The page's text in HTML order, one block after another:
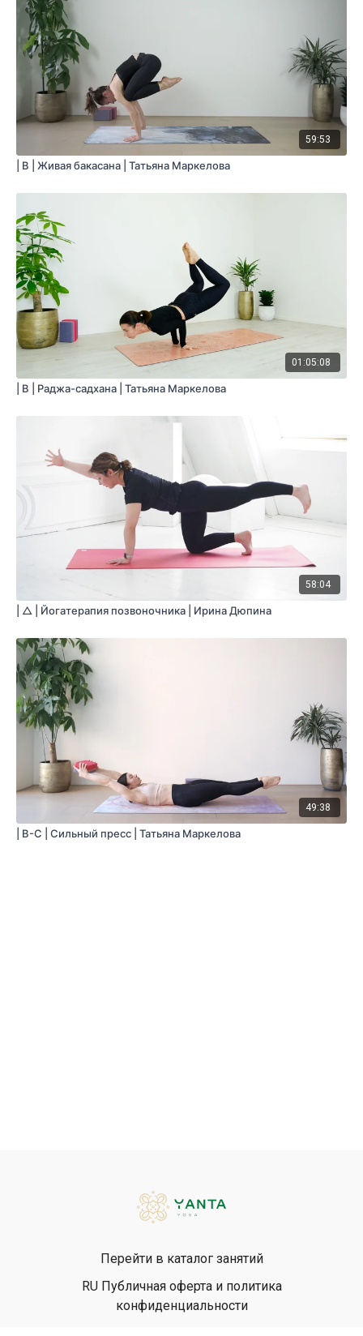
59:53
| B | Живая бакасана | Татьяна Маркелова
01:05:08
| B | Раджа-садхана | Татьяна Маркелова
58:04
| △ | Йогатерапия позвоночника | Ирина Дюпина
49:38
| B-С | Сильный пресс | Татьяна Маркелова
Перейти в каталог занятий
RU Публичная оферта и политика
конфиденциальности